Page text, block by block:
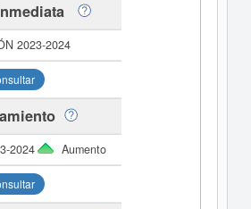
Aumento